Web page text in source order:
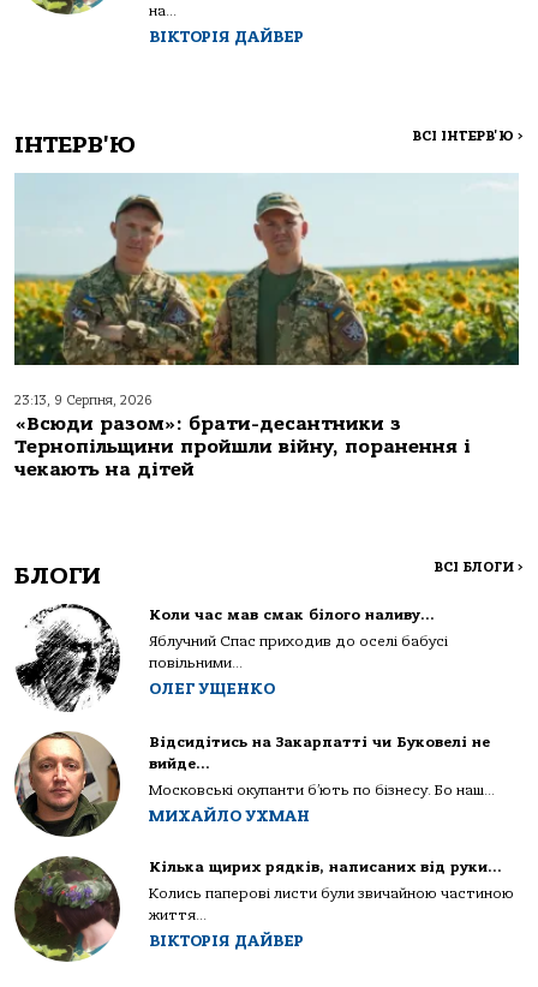
на...
ВІКТОРІЯ ДАЙВЕР
ІНТЕРВ'Ю ВСІ ІНТЕРВ'Ю >
23:13, 9 Серпня, 2026
«Всюди разом»: брати-десантники з
Тернопільщини пройшли війну, поранення і
чекають на дітей
БЛОГИ ВСІ БЛОГИ >
Коли час мав смак білого наливу…
Яблучний Спас приходив до оселі бабусі
повільними...
ОЛЕГ УЩЕНКО
Відсидітись на Закарпатті чи Буковелі не
вийде…
Московські окупанти б’ють по бізнесу. Бо наш...
МИХАЙЛО УХМАН
Кілька щирих рядків, написаних від руки…
Колись паперові листи були звичайною частиною
життя...
ВІКТОРІЯ ДАЙВЕР